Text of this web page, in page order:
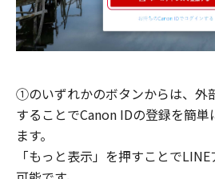
①のいずれかのボタンからは、外
することでCanon IDの登録を簡
ます。
「もっと表示」を押すことで